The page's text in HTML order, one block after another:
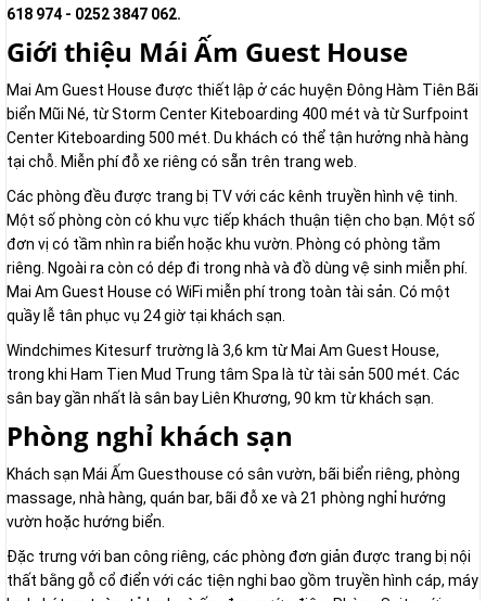
618 974 - 0252 3847 062.
Giới thiệu Mái Ấm Guest House
Mai Am Guest House được thiết lập ở các huyện Đông Hàm Tiên Bãi
biển Mũi Né, từ Storm Center Kiteboarding 400 mét và từ Surfpoint
Center Kiteboarding 500 mét. Du khách có thể tận hưởng nhà hàng
tại chỗ. Miễn phí đỗ xe riêng có sẵn trên trang web.
Các phòng đều được trang bị TV với các kênh truyền hình vệ tinh.
Một số phòng còn có khu vực tiếp khách thuận tiện cho bạn. Một số
đơn vị có tầm nhìn ra biển hoặc khu vườn. Phòng có phòng tắm
riêng. Ngoài ra còn có dép đi trong nhà và đồ dùng vệ sinh miễn phí.
Mai Am Guest House có WiFi miễn phí trong toàn tài sản. Có một
quầy lễ tân phục vụ 24 giờ tại khách sạn.
Windchimes Kitesurf trường là 3,6 km từ Mai Am Guest House,
trong khi Ham Tien Mud Trung tâm Spa là từ tài sản 500 mét. Các
sân bay gần nhất là sân bay Liên Khương, 90 km từ khách sạn.
Phòng nghỉ khách sạn
Khách sạn Mái Ấm Guesthouse có sân vườn, bãi biển riêng, phòng
massage, nhà hàng, quán bar, bãi đỗ xe và 21 phòng nghỉ hướng
vườn hoặc hướng biển.
Đặc trưng với ban công riêng, các phòng đơn giản được trang bị nội
thất bằng gỗ cổ điển với các tiện nghi bao gồm truyền hình cáp, máy